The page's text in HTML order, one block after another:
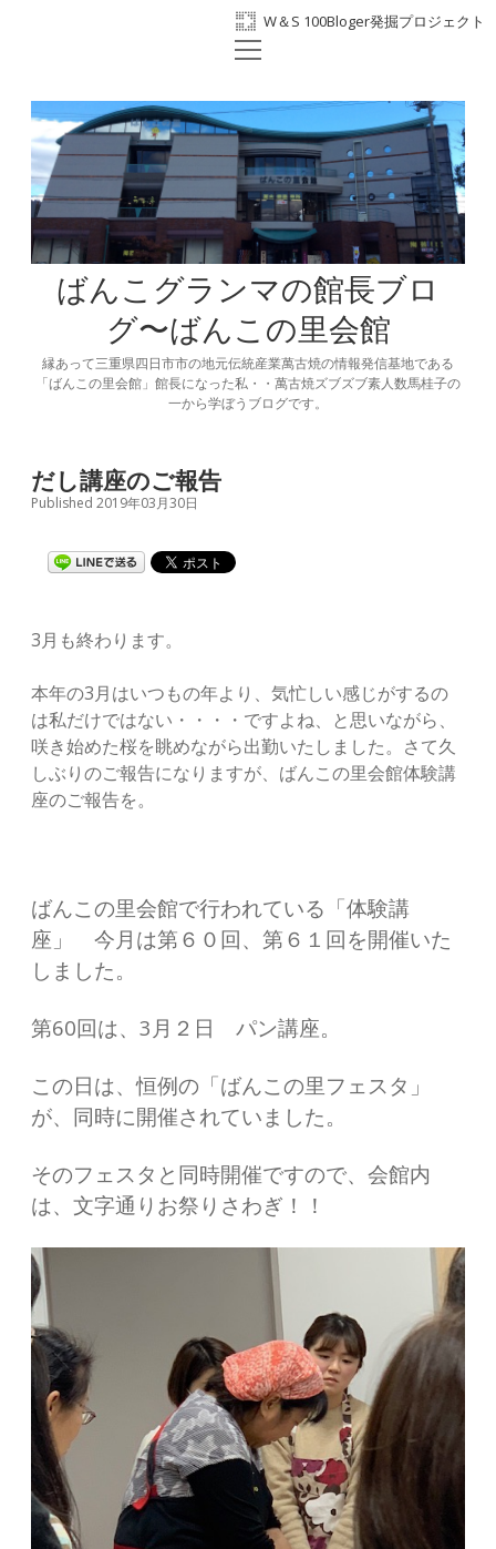
W＆S 100Bloger発掘プロジェクト
ホーム
プロフィール
BANKO300th
ばんこの里会館
facebook
open
ばんこグランマの館長ブロ
グ〜ばんこの里会館
縁あって三重県四日市市の地元伝統産業萬古焼の情報発信基地である
「ばんこの里会館」館長になった私・・萬古焼ズブズブ素人数馬桂子の
一から学ぼうブログです。
だし講座のご報告
Published 2019年03月30日
3月も終わります。
本年の3月はいつもの年より、気忙しい感じがするの
は私だけではない・・・・ですよね、と思いながら、
咲き始めた桜を眺めながら出勤いたしました。さて久
しぶりのご報告になりますが、ばんこの里会館体験講
座のご報告を。
ばんこの里会館で行われている「体験講
座」 今月は第６０回、第６１回を開催いた
しました。
第60回は、3月２日 パン講座。
この日は、恒例の「ばんこの里フェスタ」
が、同時に開催されていました。
そのフェスタと同時開催ですので、会館内
は、文字通りお祭りさわぎ！！